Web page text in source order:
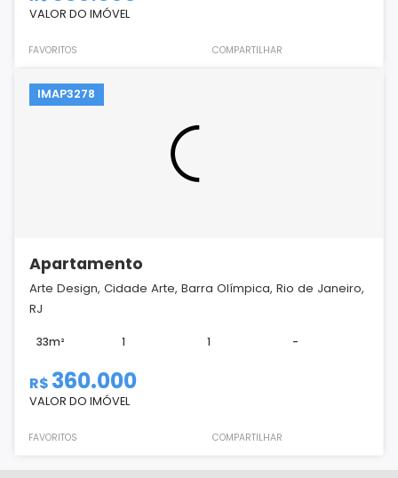
VALOR DO IMÓVEL
FAVORITOS COMPARTILHAR
IMAP3278
Apartamento
Arte Design, Cidade Arte, Barra Olímpica, Rio de Janeiro,
RJ
33m² 1 1 -
R$ 360.000
VALOR DO IMÓVEL
FAVORITOS COMPARTILHAR